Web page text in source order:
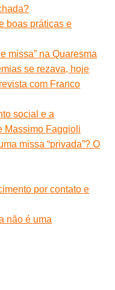
boas práticas e
missa” na Quaresma
se rezava, hoje
com Franco
social e a
Massimo Faggioli
missa “privada”? O
por contato e
não é uma